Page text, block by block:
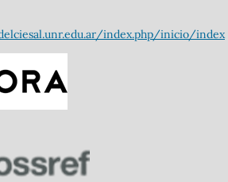
index.php/inicio/index